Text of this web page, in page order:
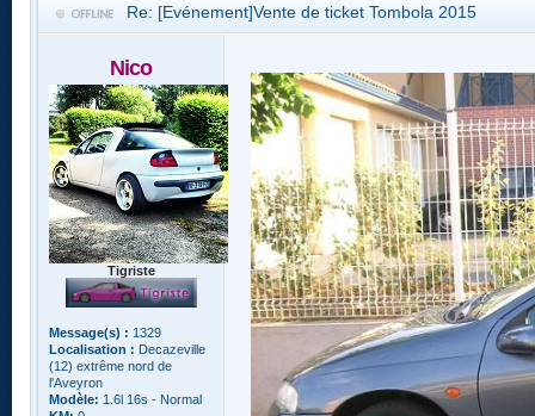
Re: [Evénement]Vente de ticket Tombola 2015
Nico
Tigriste
Message(s) : 1329
Localisation : Decazeville
(12) extrême nord de
l'Aveyron
Modèle: 1.6l 16s - Normal